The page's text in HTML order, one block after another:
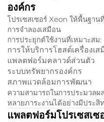
องค์กร
โปรเซสเซอร์ Xeon ให้พื้นฐา
การจำลองเสมือน
การประยุกต์ใช้งานที่เหมาะสม:
การให้บริการโฮสต์เครื่องเส
แพลตฟอร์มคลาวด์ส่วนตัว
ระบบทรัพยากรองค์กร
สภาพแวดล้อมการพัฒนา
ความสามารถในการประมวลผ
หลายภาระงานได้อย่างมีประสิ
แพลตฟอร์มโปรเซสเ